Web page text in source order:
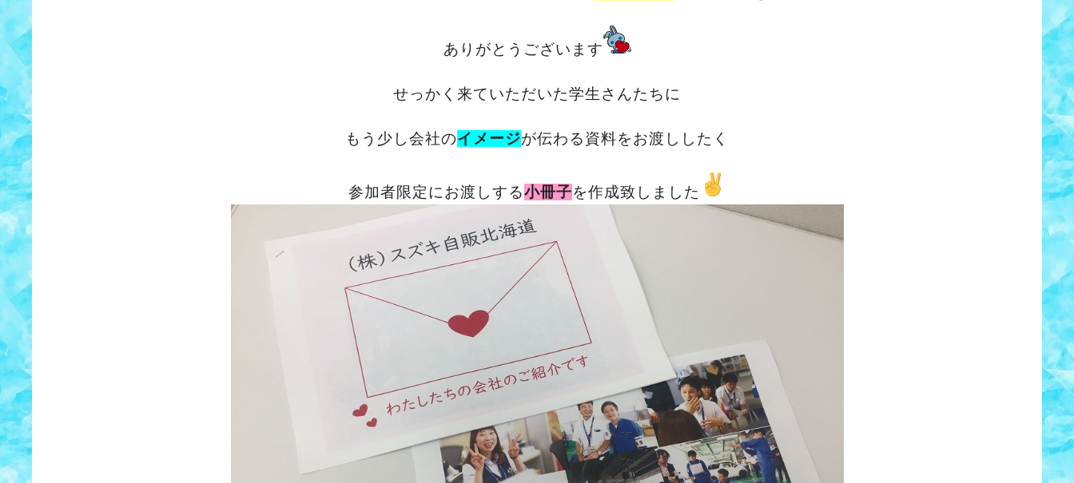
ありがとうございます
せっかく来ていただいた学生さんたちに
もう少し会社のイメージが伝わる資料をお渡ししたく
参加者限定にお渡しする小冊子を作成致しました